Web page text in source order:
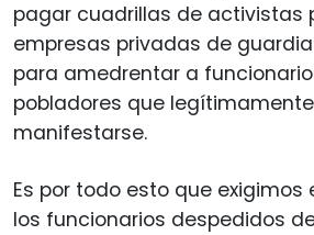
pagar cuadrillas de activistas
empresas privadas de
para amedrentar a
pobladores que
manifestarse.
Es por todo esto que exigimos
los funcionarios despedidos